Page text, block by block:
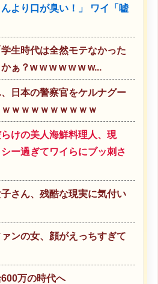
より口が臭い！」 ワイ「嘘
学生時代は全然モテなかった
ぁ？w w w w w w w...
、日本の警察官をケルナグー
ｗｗｗｗｗｗｗｗｗ
らけの美人海鮮料理人、現
ー過ぎてワイらにブッ刺さ
子さん、残酷な現実に気付い
ァンの女、顔がえっちすぎて
600万の時代へ